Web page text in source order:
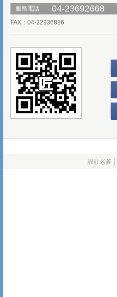
服務電話
04-23692668
FAX：04-22936886
設計老爹